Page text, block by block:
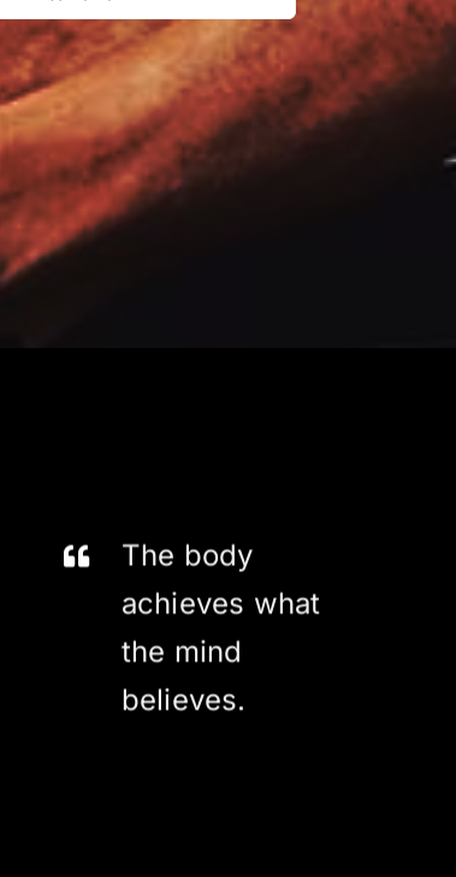
The body
achieves what
the mind
believes.